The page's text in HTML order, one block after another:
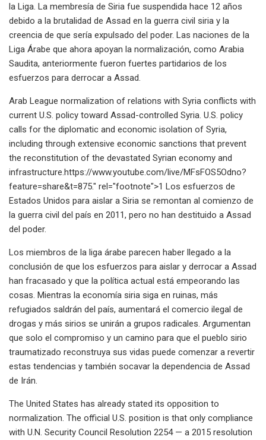
la Liga. La membresía de Siria fue suspendida hace 12 años
debido a la brutalidad de Assad en la guerra civil siria y la
creencia de que sería expulsado del poder. Las naciones de la
Liga Árabe que ahora apoyan la normalización, como Arabia
Saudita, anteriormente fueron fuertes partidarios de los
esfuerzos para derrocar a Assad.
Arab League normalization of relations with Syria conflicts with
current U.S. policy toward Assad-controlled Syria. U.S. policy
calls for the diplomatic and economic isolation of Syria,
including through extensive economic sanctions that prevent
the reconstitution of the devastated Syrian economy and
infrastructure.https://www.youtube.com/live/MFsFOS5Odno?
feature=share&t=875." rel="footnote">1 Los esfuerzos de
Estados Unidos para aislar a Siria se remontan al comienzo de
la guerra civil del país en 2011, pero no han destituido a Assad
del poder.
Los miembros de la liga árabe parecen haber llegado a la
conclusión de que los esfuerzos para aislar y derrocar a Assad
han fracasado y que la política actual está empeorando las
cosas. Mientras la economía siria siga en ruinas, más
refugiados saldrán del país, aumentará el comercio ilegal de
drogas y más sirios se unirán a grupos radicales. Argumentan
que solo el compromiso y un camino para que el pueblo sirio
traumatizado reconstruya sus vidas puede comenzar a revertir
estas tendencias y también socavar la dependencia de Assad
de Irán.
The United States has already stated its opposition to
normalization. The official U.S. position is that only compliance
with U.N. Security Council Resolution 2254 — a 2015 resolution